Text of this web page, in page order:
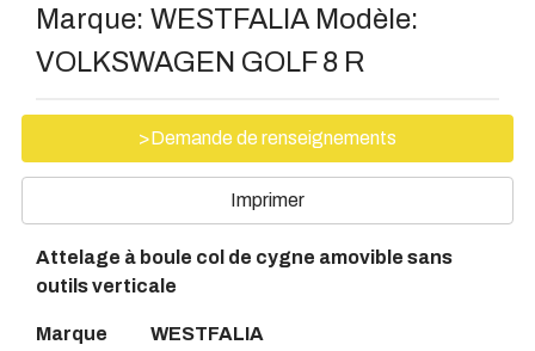
Marque: WESTFALIA Modèle:
VOLKSWAGEN GOLF 8 R
>Demande de renseignements
Imprimer
Attelage à boule col de cygne amovible sans
outils verticale
Marque WESTFALIA